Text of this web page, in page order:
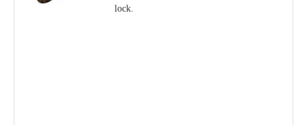
lock.